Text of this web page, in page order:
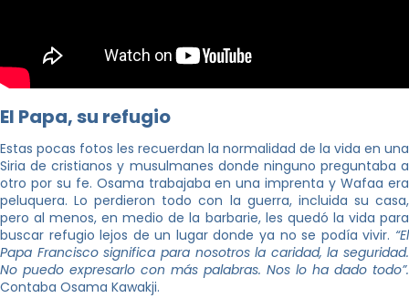
El Papa, su refugio
Estas pocas fotos les recuerdan la normalidad de la vida en una
Siria de cristianos y musulmanes donde ninguno preguntaba a
otro por su fe. Osama trabajaba en una imprenta y Wafaa era
peluquera. Lo perdieron todo con la guerra, incluida su casa,
pero al menos, en medio de la barbarie, les quedó la vida para
buscar refugio lejos de un lugar donde ya no se podía vivir. “El
Papa Francisco significa para nosotros la caridad, la seguridad.
No puedo expresarlo con más palabras. Nos lo ha dado todo”.
Contaba Osama Kawakji.